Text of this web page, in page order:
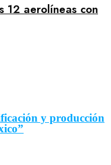
12 aerolíneas con
y producción